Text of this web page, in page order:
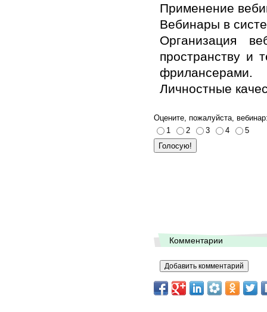
Применение
Вебинары в
Организация
пространству и
фрилансерами.
Личностные
Оцените, пожалуйста,
1
2 3 4 5
Комментарии